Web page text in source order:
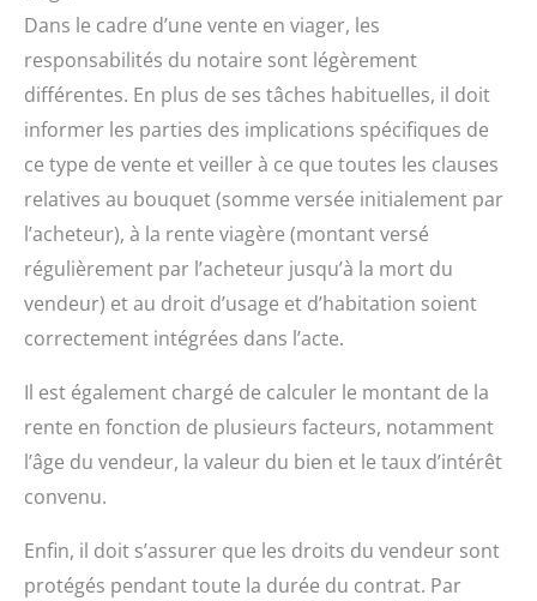
Dans le cadre d’une vente en viager, les
responsabilités du notaire sont légèrement
différentes. En plus de ses tâches habituelles, il doit
informer les parties des implications spécifiques de
ce type de vente et veiller à ce que toutes les clauses
relatives au bouquet (somme versée initialement par
l’acheteur), à la rente viagère (montant versé
régulièrement par l’acheteur jusqu’à la mort du
vendeur) et au droit d’usage et d’habitation soient
correctement intégrées dans l’acte.
Il est également chargé de calculer le montant de la
rente en fonction de plusieurs facteurs, notamment
l’âge du vendeur, la valeur du bien et le taux d’intérêt
convenu.
Enfin, il doit s’assurer que les droits du vendeur sont
protégés pendant toute la durée du contrat. Par